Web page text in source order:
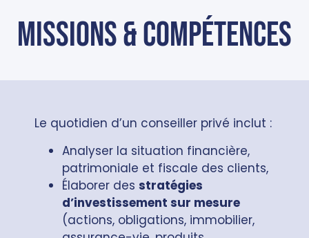
missions & compétences
Le quotidien d’un conseiller privé inclut :
Analyser la situation financière,
patrimoniale et fiscale des clients,
Élaborer des stratégies
d’investissement sur mesure
(actions, obligations, immobilier,